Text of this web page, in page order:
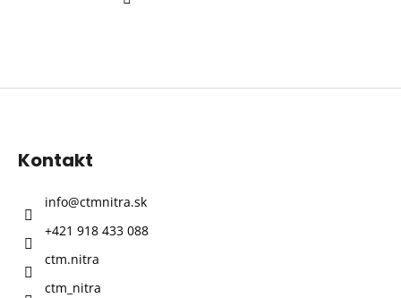
Z
Kontakt
info@ctmnitra.sk
+421 918 433 088
ctm.nitra
ctm_nitra